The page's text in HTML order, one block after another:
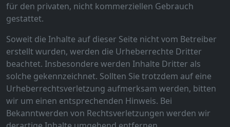
für den privaten, nicht kommerziellen Gebrauch
gestattet.
Soweit die Inhalte auf dieser Seite nicht vom Betreiber
erstellt wurden, werden die Urheberrechte Dritter
beachtet. Insbesondere werden Inhalte Dritter als
solche gekennzeichnet. Sollten Sie trotzdem auf eine
Urheberrechtsverletzung aufmerksam werden, bitten
wir um einen entsprechenden Hinweis. Bei
Bekanntwerden von Rechtsverletzungen werden wir